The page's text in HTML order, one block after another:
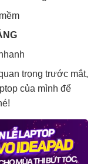
trọng trước mắt,
của mình để